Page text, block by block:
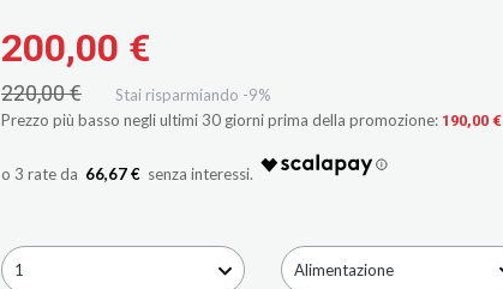
200,00 €
220,00 €
Stai risparmiando -9%
Prezzo più basso negli ultimi 30 giorni prima della promozione: 190,00 €
66,67 €
1 Alimentazione